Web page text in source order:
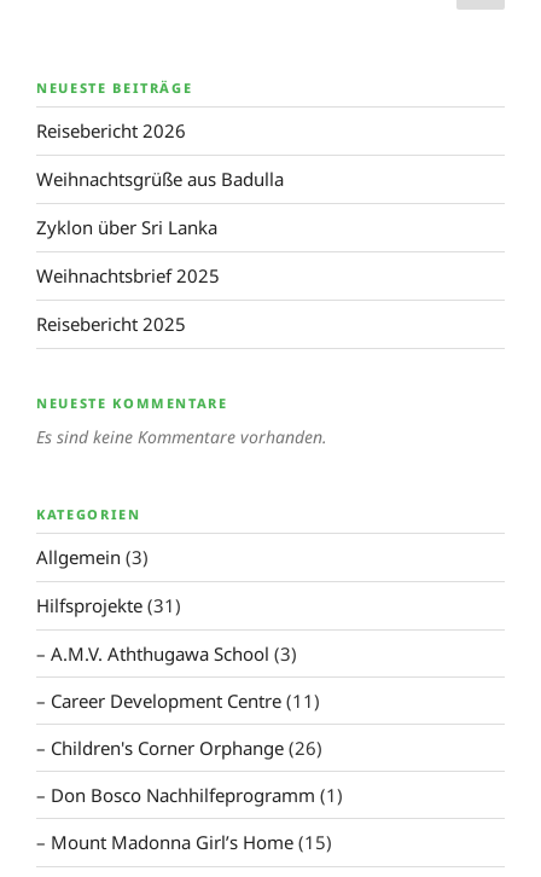
NEUESTE BEITRÄGE
Reisebericht 2026
Weihnachtsgrüße aus Badulla
Zyklon über Sri Lanka
Weihnachtsbrief 2025
Reisebericht 2025
NEUESTE KOMMENTARE
Es sind keine Kommentare vorhanden.
KATEGORIEN
Allgemein (3)
Hilfsprojekte (31)
A.M.V. Aththugawa School (3)
Career Development Centre (11)
Children's Corner Orphange (26)
Don Bosco Nachhilfeprogramm (1)
Mount Madonna Girl’s Home (15)